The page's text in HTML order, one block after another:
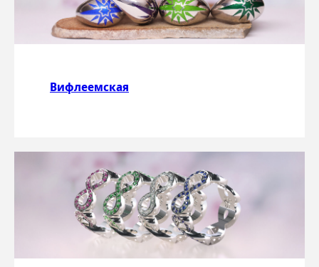
Вифлеемская